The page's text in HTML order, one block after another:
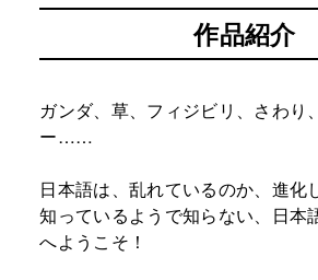
作品紹介
ガンダ、草、フィジビリ、さわり
ー……
日本語は、乱れているのか、進化
知っているようで知らない、日本
へようこそ！